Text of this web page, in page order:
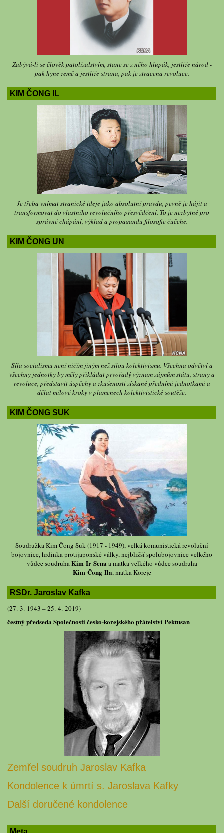
Zabývá-li se člověk patolízalstvím, stane se z něho hlupák, jestliže národ -
pak hyne země a jestliže strana, pak je ztracena revoluce.
KIM ČONG IL
Je třeba vnímat stranické ideje jako absolutní pravdu, pevně je hájit a
transformovat do vlastního revolučního přesvědčení. To je nezbytné pro
správné chápání, výklad a propagandu filosofie čučche.
KIM ČONG UN
Síla socialismu není ničím jiným než silou kolektivismu. Všechna odvětví a
všechny jednotky by měly přikládat prvořadý význam zájmům státu, strany a
revoluce, představit úspěchy a zkušenosti získané předními jednotkami a
dělat mílové kroky v plamenech kolektivistické soutěže.
KIM ČONG SUK
Soudružka Kim Čong Suk (1917 - 1949), velká komunistická revoluční
bojovnice, hrdinka protijaponské války, nejbližší spolubojovnice velkého
vůdce soudruhaKim Ir Sena a matka velkého vůdce soudruha
Kim Čong Ila, matka Koreje
RSDr. Jaroslav Kafka
(27. 3. 1943 – 25. 4. 2019)
čestný předseda Společnosti česko-korejského přátelství Pektusan
Zemřel soudruh Jaroslav Kafka
Kondolence k úmrtí s. Jaroslava Kafky
Další doručené kondolence